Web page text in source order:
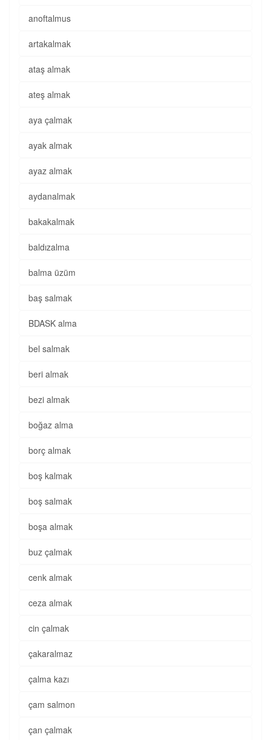
anoftalmus
artakalmak
ataş almak
ateş almak
aya çalmak
ayak almak
ayaz almak
aydanalmak
bakakalmak
baldızalma
balma üzüm
baş salmak
BDASK alma
bel salmak
beri almak
bezi almak
boğaz alma
borç almak
boş kalmak
boş salmak
boşa almak
buz çalmak
cenk almak
ceza almak
cin çalmak
çakaralmaz
çalma kazı
çam salmon
çan çalmak